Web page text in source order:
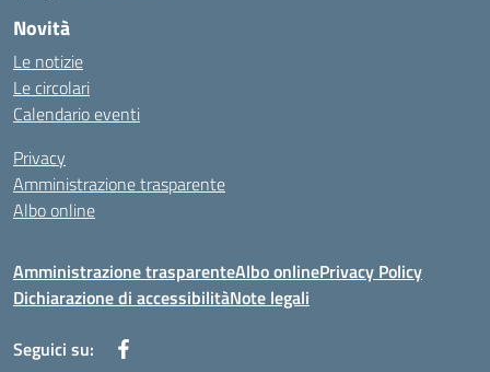
Novità
Le notizie
Le circolari
Calendario eventi
Privacy
Amministrazione trasparente
Albo online
Amministrazione trasparenteAlbo onlinePrivacy Policy
Dichiarazione di accessibilitàNote legali
Seguici su: